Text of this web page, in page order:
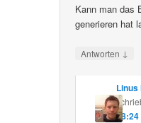
Kann man das
generieren hat
Antworten ↓
Linus
08:24